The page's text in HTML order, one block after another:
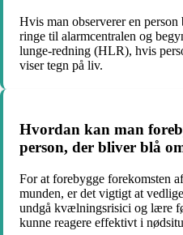
Hvis man observerer en
ringe til alarmcentralen og
lunge-redning (HLR), hvis
viser tegn på liv.
Hvordan kan man
person, der bliver blå
For at forebygge forekomsten
munden, er det vigtigt at
undgå kvælningsrisici og lære
kunne reagere effektivt i